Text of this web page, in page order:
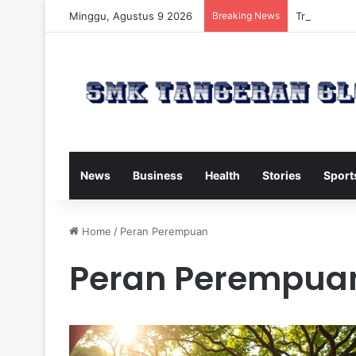
Minggu, Agustus 9 2026 Breaking News Trump
News Business Health Stories
Home / Peran Perempuan
Peran